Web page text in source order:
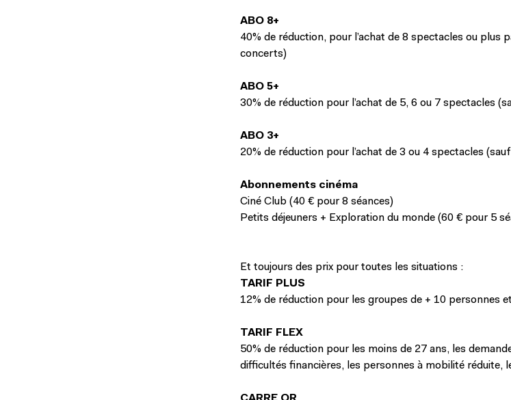
ABO 8+
40% de réduction, pour l’achat de 8 spectacles ou plus
concerts)
ABO 5+
30% de réduction pour l’achat de 5, 6 ou 7 spectacles
ABO 3+
20% de réduction pour l’achat de 3 ou 4 spectacles
Abonnements cinéma
Ciné Club (40 € pour 8 séances)
Petits déjeuners + Exploration du monde (60 € pour 5
Et toujours des prix pour toutes les situations :
TARIF PLUS
12% de réduction pour les groupes de + 10 personnes
TARIF FLEX
50% de réduction pour les moins de 27 ans, les
difficultés financières, les personnes à mobilité réduite,